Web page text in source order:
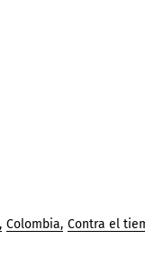
Colombia Contra el